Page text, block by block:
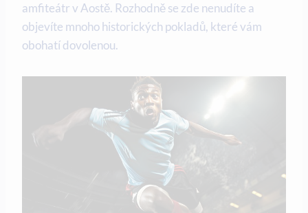
amfiteátr v Aostě. Rozhodně se zde nenudíte a
objevíte mnoho historických pokladů, které vám
obohatí dovolenou.